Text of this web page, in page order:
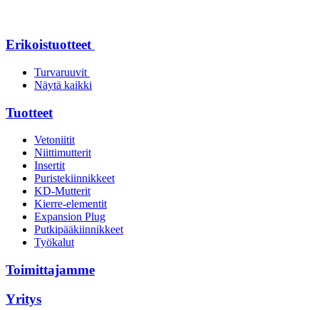
Erikoistuotteet
Turvaruuvit
Näytä kaikki
Tuotteet
Vetoniitit
Niittimutterit
Insertit
Puristekiinnikkeet
KD-Mutterit
Kierre-elementit
Expansion Plug
Putkipääkiinnikkeet
Työkalut
Toimittajamme
Yritys